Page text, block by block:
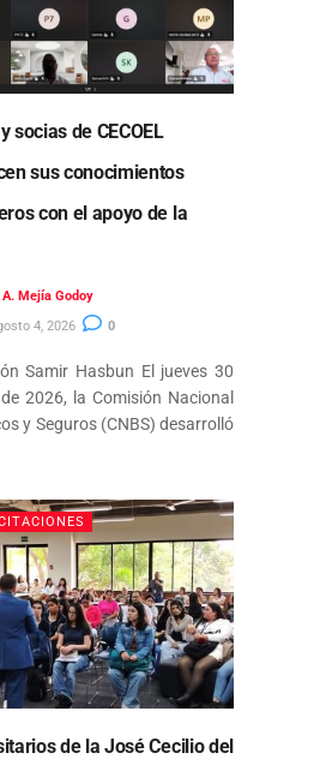
socias de CECOEL
sus conocimientos
con el apoyo de la
A. Mejía Godoy
4, 2026
0
Samir Hasbun El jueves 30
2026, la Comisión Nacional
y Seguros (CNBS) desarrolló
de la José Cecilio del